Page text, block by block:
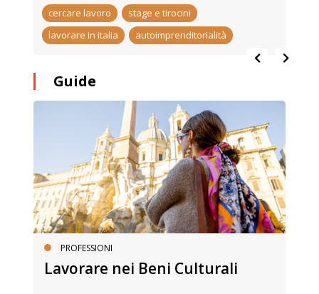
cercare lavoro
stage e tirocini
lavorare in italia
autoimprenditorialità
Guide
PROFESSIONI
Lavorare nei Beni Culturali